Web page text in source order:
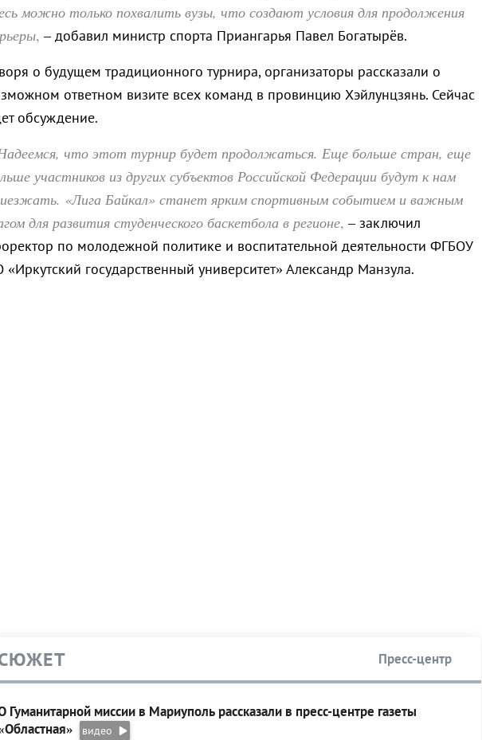
можно только похвалить вузы, что создают условия для продолжения
, – добавил министр спорта Приангарья Павел Богатырёв.
о будущем традиционного турнира, организаторы рассказали о
ответном визите всех команд в провинцию Хэйлунцзянь. Сейчас
обсуждение.
что этот турнир будет продолжаться. Еще больше стран, еще
участников из других субъектов Российской Федерации будут к нам
«Лига Байкал» станет ярким спортивным событием и важным
для развития студенческого баскетбола в регионе, – заключил
по молодежной политике и воспитательной деятельности ФГБОУ
«Иркутский государственный университет» Александр Манзула.
Пресс-центр
Гуманитарной миссии в Мариуполь рассказали в пресс-центре газеты
видео